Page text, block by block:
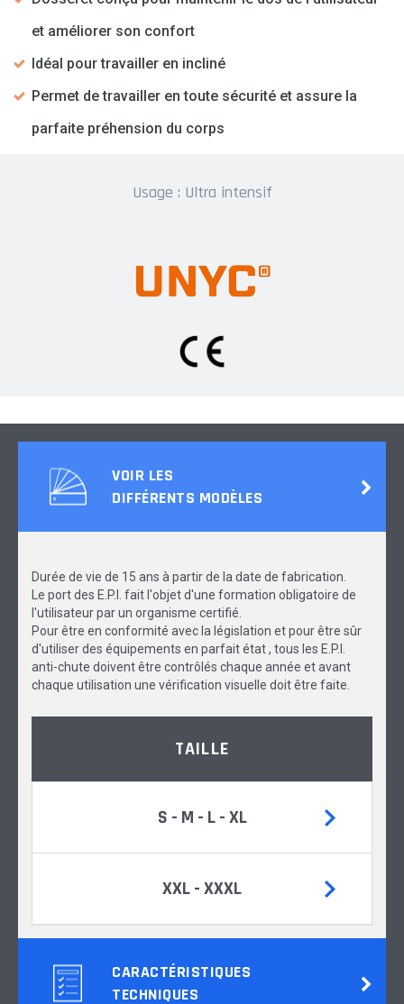
et améliorer son confort
Idéal pour travailler en incliné
Permet de travailler en toute sécurité et assure la
parfaite préhension du corps
Usage : Ultra intensif
VOIR LES
DIFFÉRENTS MODÈLES
Durée de vie de 15 ans à partir de la date de fabrication.
Le port des E.P.I. fait l'objet d'une formation obligatoire de
l'utilisateur par un organisme certifié.
Pour être en conformité avec la législation et pour être sûr
d'utiliser des équipements en parfait état , tous les E.P.I.
anti-chute doivent être contrôlés chaque année et avant
chaque utilisation une vérification visuelle doit être faite.
TAILLE
S - M - L - XL
XXL - XXXL
CARACTÉRISTIQUES
TECHNIQUES